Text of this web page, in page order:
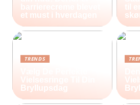
barrierecreme blevet
et must i hverdagen
til
TRENDS
Vielsesringe Til Din
Bryllupsdag